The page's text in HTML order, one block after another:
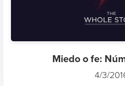
Miedo o fe:
4/3/